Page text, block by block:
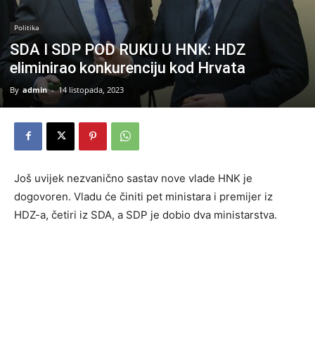
Politika
SDA I SDP POD RUKU U HNK: HDZ
eliminirao konkurenciju kod Hrvata
By admin - 14 listopada, 2023
Još uvijek nezvanično sastav nove vlade HNK je
dogovoren. Vladu će činiti pet ministara i premijer iz
HDZ-a, četiri iz SDA, a SDP je dobio dva ministarstva.